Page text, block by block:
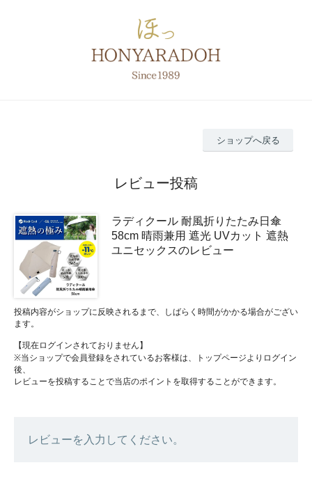
ショップへ戻る
レビュー投稿
ラディクール 耐風折りたたみ日傘
58cm 晴雨兼用 遮光 UVカット 遮熱
ユニセックスのレビュー
投稿内容がショップに反映されるまで、しばらく時間がかかる場合がござい
ます。
【現在ログインされておりません】
※当ショップで会員登録をされているお客様は、トップページよりログイン
後、
レビューを投稿することで当店のポイントを取得することができます。
レビューを入力してください。